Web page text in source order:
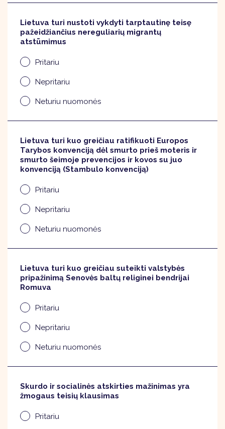
Lietuva turi nustoti vykdyti tarptautinę teisę
pažeidžiančius nereguliarių migrantų
atstūmimus
Pritariu
Nepritariu
Neturiu nuomonės
Lietuva turi kuo greičiau ratifikuoti Europos
Tarybos konvenciją dėl smurto prieš moteris ir
smurto šeimoje prevencijos ir kovos su juo
konvenciją (Stambulo konvenciją)
Pritariu
Nepritariu
Neturiu nuomonės
Lietuva turi kuo greičiau suteikti valstybės
pripažinimą Senovės baltų religinei bendrijai
Romuva
Pritariu
Nepritariu
Neturiu nuomonės
Skurdo ir socialinės atskirties mažinimas yra
žmogaus teisių klausimas
Pritariu